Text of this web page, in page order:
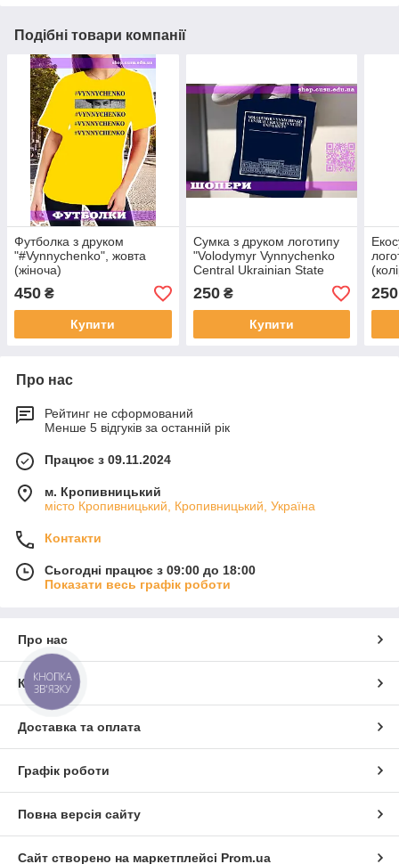
Подібні товари компанії
Футболка з друком
"#Vynnychenko", жовта
(жіноча)
450 ₴
Купити
Сумка з друком логотипу
"Volodymyr Vynnychenko
Central Ukrainian State
University" (колір темно-
синій) (cusu1258)
250₴
Купити
250
Про нас
Рейтинг не сформований
Менше 5 відгуків за останній рік
Працює з 09.11.2024
м. Кропивницький
місто Кропивницький, Кропивницький, Україна
Контакти
Сьогодні працює з 09:00 до 18:00
Показати весь графік роботи
Про нас
Контакти
Доставка та оплата
Графік роботи
Повна версія сайту
Сайт створено на маркетплейсі Prom.ua
КНОПКА
ЗВ'ЯЗКУ